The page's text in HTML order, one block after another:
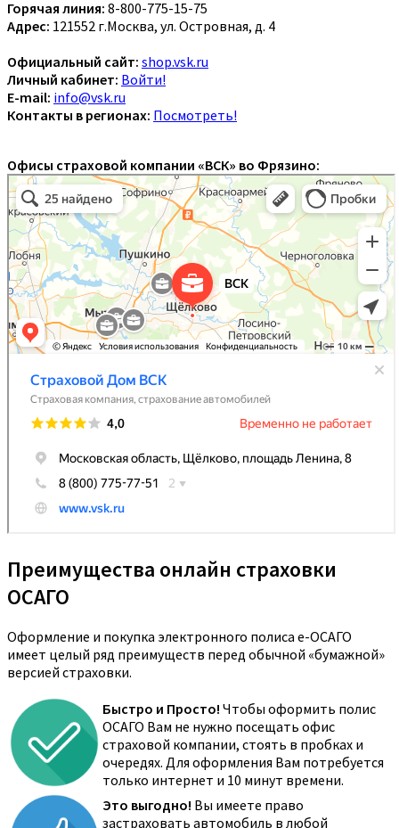
Горячая линия: 8-800-775-15-75
Адрес: 121552 г.Москва, ул. Островная, д. 4
Официальный сайт: shop.vsk.ru
Личный кабинет: Войти!
E-mail: info@vsk.ru
Контакты в регионах: Посмотреть!
Офисы страховой компании «ВСК» во Фрязино:
Преимущества онлайн страховки
ОСАГО
Оформление и покупка электронного полиса е-ОСАГО
имеет целый ряд преимуществ перед обычной «бумажной»
версией страховки.
Быстро и Просто! Чтобы оформить полис
ОСАГО Вам не нужно посещать офис
страховой компании, стоять в пробках и
очередях. Для оформления Вам потребуется
только интернет и 10 минут времени.
Это выгодно! Вы имеете право
застраховать автомобиль в любой